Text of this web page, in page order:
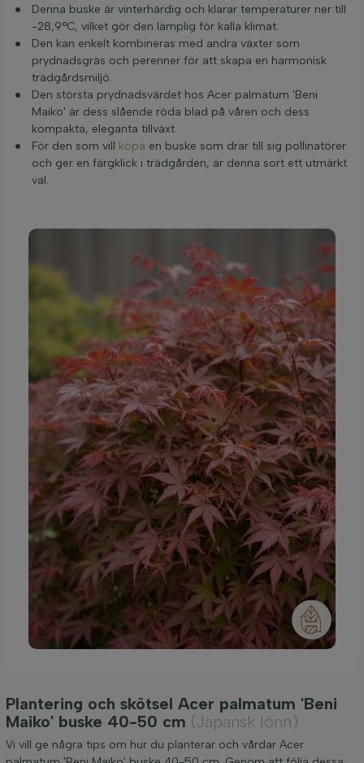
Denna buske är vinterhärdig och klarar temperaturer ner till
-28,9°C, vilket gör den lämplig för kalla klimat.
Den kan enkelt kombineras med andra växter som
prydnadsgräs och perenner för att skapa en harmonisk
trädgårdsmiljö.
Den största prydnadsvärdet hos Acer palmatum 'Beni
Maiko' är dess slående röda blad på våren och dess
kompakta, eleganta tillväxt.
För den som vill köpa en buske som drar till sig pollinatörer
och ger en färgklick i trädgården, är denna sort ett utmärkt
val.
Plantering och skötsel Acer palmatum 'Beni
Maiko' buske 40-50 cm (Japansk lönn)
Vi vill ge några tips om hur du planterar och vårdar Acer